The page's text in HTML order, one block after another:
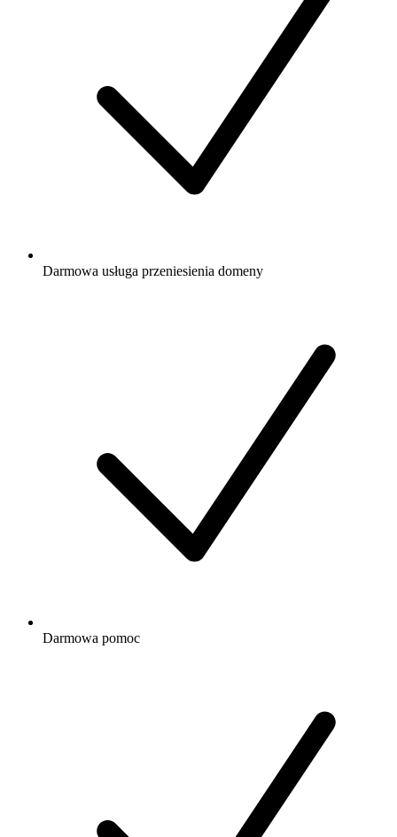
Darmowa usługa przeniesienia domeny
Darmowa pomoc